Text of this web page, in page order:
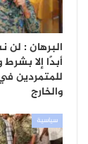
البرهان : لن
أبدًا إلا
للمتمردين
والخارج
سياسية